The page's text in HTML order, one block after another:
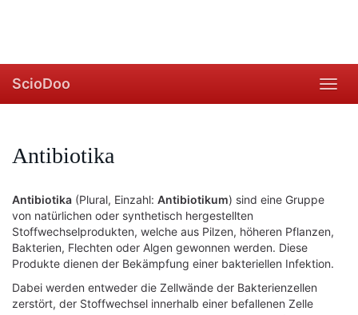
ScioDoo
Antibiotika
Antibiotika (Plural, Einzahl: Antibiotikum) sind eine Gruppe
von natürlichen oder synthetisch hergestellten
Stoffwechselprodukten, welche aus Pilzen, höheren Pflanzen,
Bakterien, Flechten oder Algen gewonnen werden. Diese
Produkte dienen der Bekämpfung einer bakteriellen Infektion.
Dabei werden entweder die Zellwände der Bakterienzellen
zerstört, der Stoffwechsel innerhalb einer befallenen Zelle